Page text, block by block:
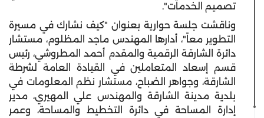
تصميم الخدمات".
وناقشت جلسة حوارية بعنوان "كيف نشارك في مسيرة
التطوير معاً"، أدارها المهندس ماجد المظلوم، مستشار
دائرة الشارقة الرقمية والمقدم أحمد المطروشي، رئيس
قسم إسعاد المتعاملين في القيادة العامة لشرطة
الشارقة، وجواهر الضباح، مستشار نظم المعلومات في
بلدية مدينة الشارقة والمهندس علي المهيري، مدير
إدارة المساحة في دائرة التخطيط والمساحة، وعمر